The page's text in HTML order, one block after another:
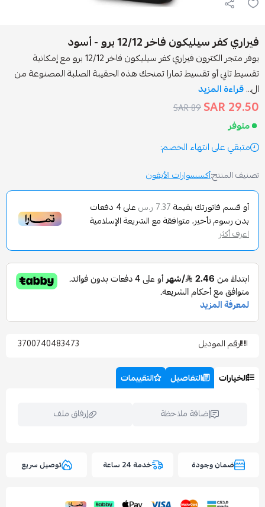
فاخر 12/12 برو - أسود
يوفر متجر الكترون فيراري كفر سيليكون فاخر 12/12 برو مع إمكانية
تقسيط تمارا تمنحك هذه الحقيبة الصلبة المصنوعة من
89 SAR
الخصم:
أكسسوارات الأيفون
بقيمة 7.37 ر.س على4دفعات
متوافقة مع الشريعة الإسلامية
3700740483473
التفاصيل التقييمات
إضافة ملاحظة
خدمة 24 ساعة توصيل سريع